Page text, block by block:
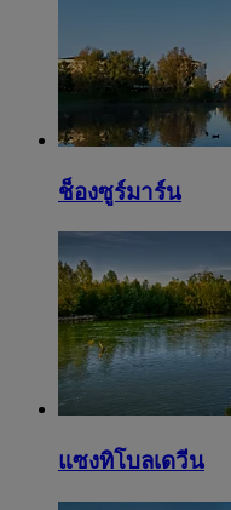
ช็องซูร์มาร์น
แซงทิโบลเดวีน